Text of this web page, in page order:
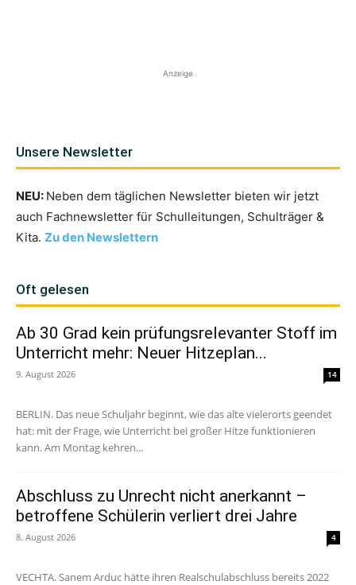
Anzeige
Unsere Newsletter
NEU: Neben dem täglichen Newsletter bieten wir jetzt
auch Fachnewsletter für Schulleitungen, Schulträger &
Kita. Zu den Newslettern
Oft gelesen
Ab 30 Grad kein prüfungsrelevanter Stoff im
Unterricht mehr: Neuer Hitzeplan...
9. August 2026 14
BERLIN. Das neue Schuljahr beginnt, wie das alte vielerorts geendet
hat: mit der Frage, wie Unterricht bei großer Hitze funktionieren
kann. Am Montag kehren...
Abschluss zu Unrecht nicht anerkannt –
betroffene Schülerin verliert drei Jahre
8. August 2026 4
VECHTA. Sanem Arduc hätte ihren Realschulabschluss bereits 2022